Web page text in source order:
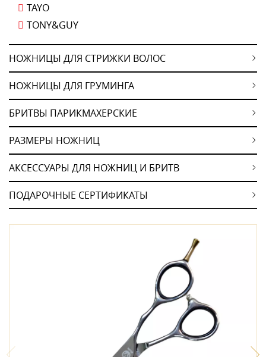
TAYO
TONY&GUY
НОЖНИЦЫ ДЛЯ СТРИЖКИ ВОЛОС
НОЖНИЦЫ ДЛЯ ГРУМИНГА
БРИТВЫ ПАРИКМАХЕРСКИЕ
РАЗМЕРЫ НОЖНИЦ
АКСЕССУАРЫ ДЛЯ НОЖНИЦ И БРИТВ
ПОДАРОЧНЫЕ СЕРТИФИКАТЫ